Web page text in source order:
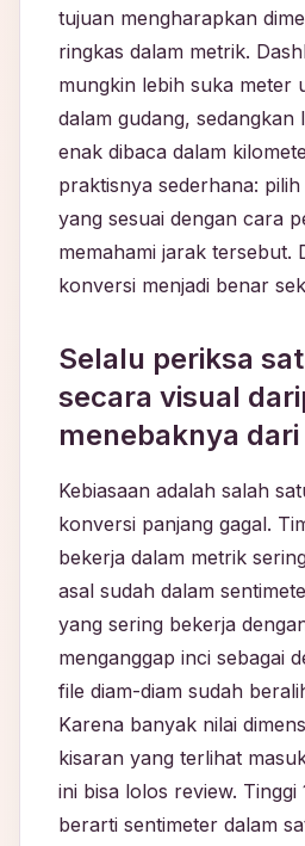
tujuan mengharapkan
ringkas dalam metrik.
mungkin lebih suka meter
dalam gudang,
enak dibaca dalam
praktisnya sederhana:
yang sesuai dengan cara
memahami jarak tersebut.
konversi menjadi benar
Selalu periksa
secara visual
menebaknya dari
Kebiasaan adalah salah
konversi panjang gagal.
bekerja dalam metrik
asal sudah dalam
yang sering bekerja
menganggap inci sebagai
file diam-diam sudah
Karena banyak nilai
kisaran yang terlihat
ini bisa lolos review. Tinggi
berarti sentimeter dalam